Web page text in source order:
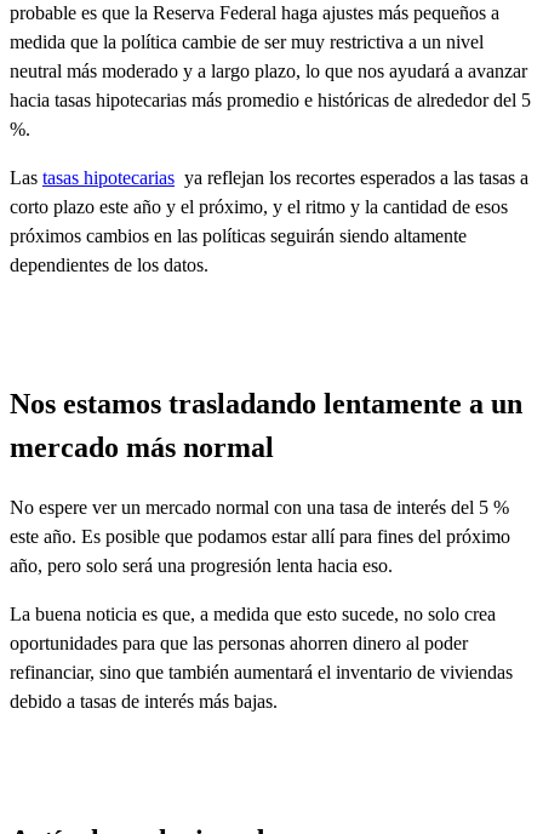
probable es que la Reserva Federal haga ajustes más pequeños a
medida que la política cambie de ser muy restrictiva a un nivel
neutral más moderado y a largo plazo, lo que nos ayudará a avanzar
hacia tasas hipotecarias más promedio e históricas de alrededor del 5
%.
Las tasas hipotecarias ya reflejan los recortes esperados a las tasas a
corto plazo este año y el próximo, y el ritmo y la cantidad de esos
próximos cambios en las políticas seguirán siendo altamente
dependientes de los datos.
Nos estamos trasladando lentamente a un
mercado más normal
No espere ver un mercado normal con una tasa de interés del 5 %
este año. Es posible que podamos estar allí para fines del próximo
año, pero solo será una progresión lenta hacia eso.
La buena noticia es que, a medida que esto sucede, no solo crea
oportunidades para que las personas ahorren dinero al poder
refinanciar, sino que también aumentará el inventario de viviendas
debido a tasas de interés más bajas.